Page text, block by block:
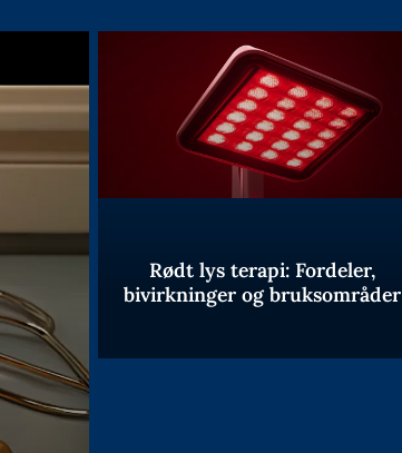
Rødt lys terapi: Fordeler,
bivirkninger og bruksområder